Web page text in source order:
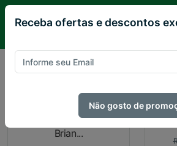
Não vá Embora!
37%
A Torá Comentada
Brian...
Receba ofertas e descontos
Não gosto de